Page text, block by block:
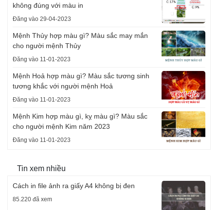
không đúng với màu in
Đăng vào 29-04-2023
Mệnh Thủy hợp màu gì? Màu sắc may mắn
cho người mệnh Thủy
Đăng vào 11-01-2023
Mệnh Hoả hợp màu gì? Màu sắc tương sinh
tương khắc với người mệnh Hoả
Đăng vào 11-01-2023
Mệnh Kim hợp màu gì, kỵ màu gì? Màu sắc
cho người mệnh Kim năm 2023
Đăng vào 11-01-2023
Tin xem nhiều
Cách in file ảnh ra giấy A4 không bị đen
85.220 đã xem